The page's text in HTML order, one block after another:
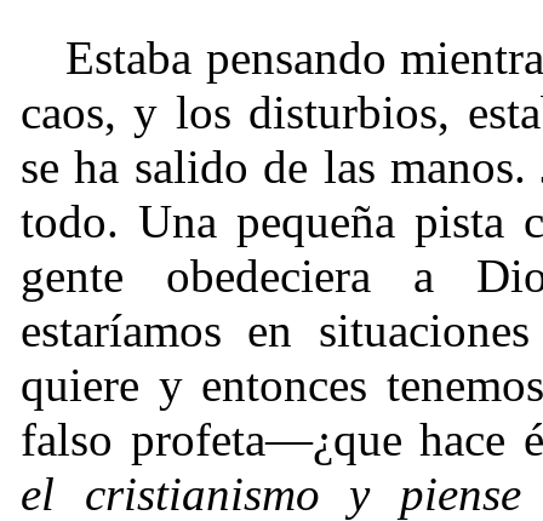
Estaba pensando
caos, y los disturbios,
se ha salido de las
todo. Una pequeña pista
gente obedeciera a
estaríamos en
quiere y entonces
falso profeta—¿que hace
el cristianismo y